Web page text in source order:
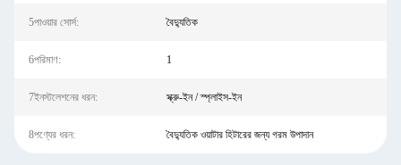
5পাওয়ার সোর্স: বৈদ্যুতিক
6পরিমাণ: 1
7ইনস্টলেশনের ধরন: স্ক্রু-ইন / স্প্লাইস-ইন
8পণ্যের ধরন: বৈদ্যুতিক ওয়াটার হিটারের জন্য গরম উপাদান